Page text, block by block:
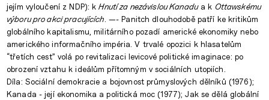
jejím vyloučení z NDP): kHnutí za nezávislou Kanadua k Ottawskému
výboru pro akci pracujících. —- Panitch dlouhodobě patří ke kritikům
globálního kapitalismu, militárního pozadí americké ekonomiky nebo
amerického informačního impéria. V trvalé opozici k hlasatelům
“třetích cest” volá po revitalizaci levicové politické imaginace: po
obrození vztahu k ideálům přítomným v sociálních utopiích.
Díla: Sociální demokracie a bojovnost průmyslových dělníků (1976);
Kanada - její ekonomika a politická moc (1977); Jak se dělá globální